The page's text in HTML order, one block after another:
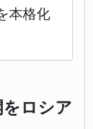
本格化
ロシア